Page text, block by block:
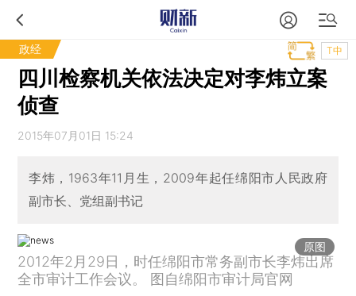
政经 T中
四川检察机关依法决定对李炜立案
侦查
2015年07月01日 15:24
李炜，1963年11月生，2009年起任绵阳市人民政府
副市长、党组副书记
原图
2012年2月29日，时任绵阳市常务副市长李炜出席
全市审计工作会议。 图自绵阳市审计局官网